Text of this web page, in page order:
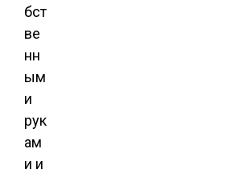
бст
ве
нн
ым
и
рук
ам
и и